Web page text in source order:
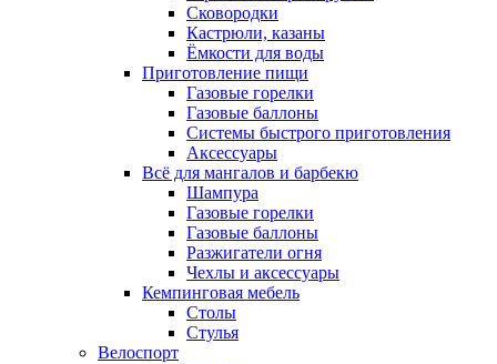
Сковородки
Кастрюли, казаны
Ёмкости для воды
Приготовление пищи
Газовые горелки
Газовые баллоны
Системы быстрого приготовления
Аксессуары
Всё для мангалов и барбекю
Шампура
Газовые горелки
Газовые баллоны
Разжигатели огня
Чехлы и аксессуары
Кемпинговая мебель
Столы
Стулья
Велоспорт